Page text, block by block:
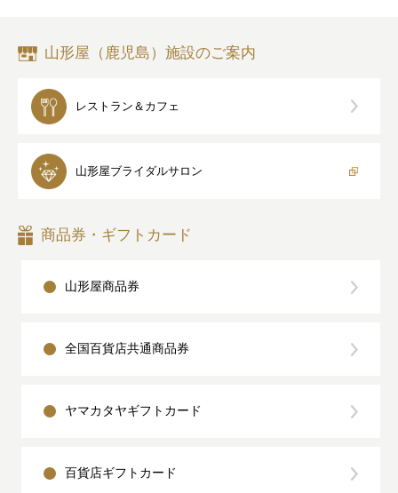
山形屋（鹿児島）施設のご案内
レストラン＆カフェ
山形屋ブライダルサロン
商品券・ギフトカード
山形屋商品券
全国百貨店共通商品券
ヤマカタヤギフトカード
百貨店ギフトカード